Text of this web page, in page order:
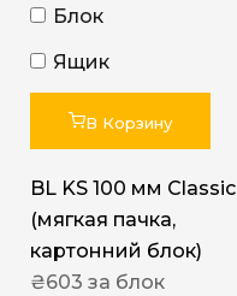
Блок
Ящик
В Корзину
BL KS 100 мм Classic
(мягкая пачка,
картонний блок)
₴603 за блок